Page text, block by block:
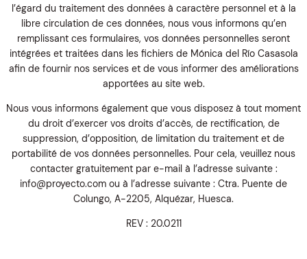
l’égard du traitement des données à caractère personnel et à la
libre circulation de ces données, nous vous informons qu’en
remplissant ces formulaires, vos données personnelles seront
intégrées et traitées dans les fichiers de Mónica del Río Casasola
afin de fournir nos services et de vous informer des améliorations
apportées au site web.
Nous vous informons également que vous disposez à tout moment
du droit d’exercer vos droits d’accès, de rectification, de
suppression, d’opposition, de limitation du traitement et de
portabilité de vos données personnelles. Pour cela, veuillez nous
contacter gratuitement par e-mail à l’adresse suivante :
info@proyecto.com ou à l’adresse suivante : Ctra. Puente de
Colungo, A-2205, Alquézar, Huesca.
REV : 20.0211